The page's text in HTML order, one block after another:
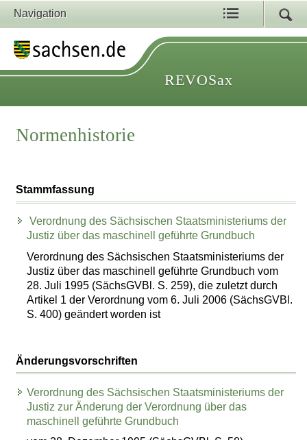
Navigation
REVOSax
Normenhistorie
Stammfassung
Verordnung des Sächsischen Staatsministeriums der
Justiz über das maschinell geführte Grundbuch
Verordnung des Sächsischen Staatsministeriums der
Justiz über das maschinell geführte Grundbuch vom
28. Juli 1995 (SächsGVBl. S. 259), die zuletzt durch
Artikel 1 der Verordnung vom 6. Juli 2006 (SächsGVBl.
S. 400) geändert worden ist
Änderungsvorschriften
Verordnung des Sächsischen Staatsministeriums der
Justiz zur Änderung der Verordnung über das
maschinell geführte Grundbuch